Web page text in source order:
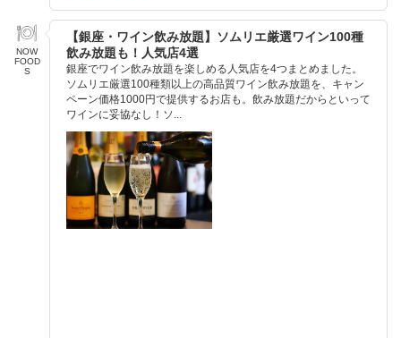
NOW
FOOD
S
【銀座・ワイン飲み放題】ソムリエ厳選ワイン100種
飲み放題も！人気店4選
銀座でワイン飲み放題を楽しめる人気店を4つまとめました。
ソムリエ厳選100種類以上の高品質ワイン飲み放題を、キャン
ペーン価格1000円で提供するお店も。飲み放題だからといって
ワインに妥協なし！ソ...